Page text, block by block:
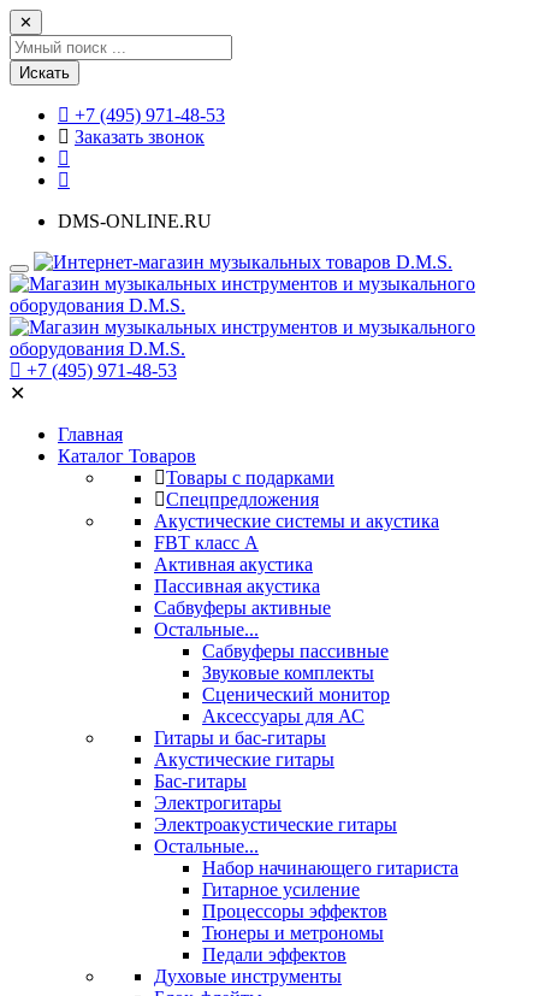
✕
Искать
+7 (495) 971-48-53
Заказать звонок
DMS-ONLINE.RU
+7 (495) 971-48-53
✕
Главная
Каталог Товаров
Товары с подарками
Спецпредложения
Акустические системы и акустика
FBT класс А
Активная акустика
Пассивная акустика
Сабвуферы активные
Остальные...
Сабвуферы пассивные
Звуковые комплекты
Сценический монитор
Аксессуары для АС
Гитары и бас-гитары
Акустические гитары
Бас-гитары
Электрогитары
Электроакустические гитары
Остальные...
Набор начинающего гитариста
Гитарное усиление
Процессоры эффектов
Тюнеры и метрономы
Педали эффектов
Духовые инструменты